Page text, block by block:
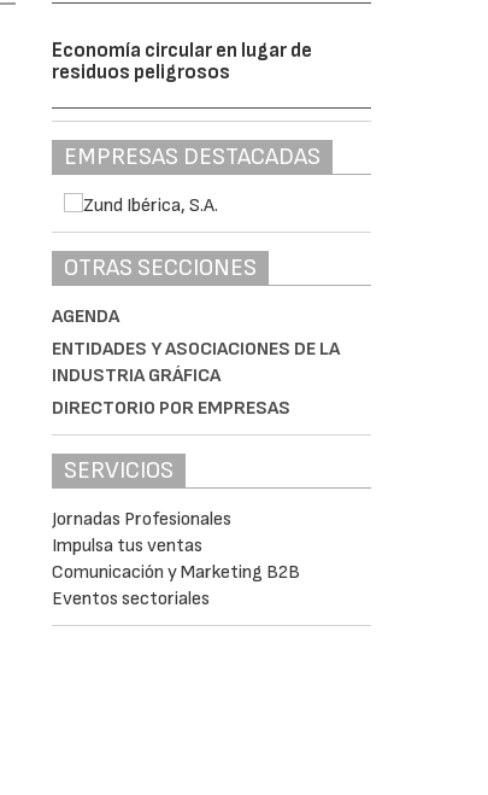
Economía circular en lugar de
residuos peligrosos
EMPRESAS DESTACADAS
OTRAS SECCIONES
AGENDA
ENTIDADES Y ASOCIACIONES DE LA
INDUSTRIA GRÁFICA
DIRECTORIO POR EMPRESAS
SERVICIOS
Jornadas Profesionales
Impulsa tus ventas
Comunicación y Marketing B2B
Eventos sectoriales